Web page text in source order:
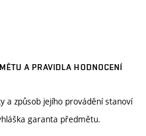
A PRAVIDLA HODNOCENÍ
a způsob jejího provádění stanoví
garanta předmětu.